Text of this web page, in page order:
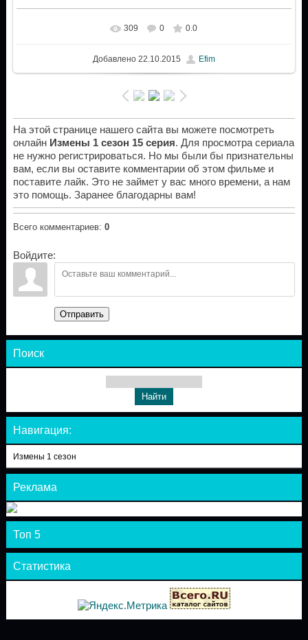
309 0 0.0
Добавлено22.10.2015 Efim
На этой странице нашего сайта вы можете посмотреть
онлайн Измены 1 сезон 15 серия. Для просмотра сериала
не нужно регистрироваться. Но мы были бы признательны
вам, если вы оставите комментарии об этом фильме и
поставите лайк. Это не займет у вас много времени, а нам
это помощь. Заранее благодарны вам!
Всего комментариев: 0
Войдите:
Отправить
Поиск
Навигация:
Измены 1 сезон
Реклама
Топ 5
Статистика